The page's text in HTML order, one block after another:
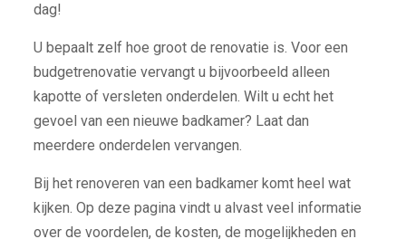
dag!
U bepaalt zelf hoe groot de renovatie is. Voor een
budgetrenovatie vervangt u bijvoorbeeld alleen
kapotte of versleten onderdelen. Wilt u echt het
gevoel van een nieuwe badkamer? Laat dan
meerdere onderdelen vervangen.
Bij het renoveren van een badkamer komt heel wat
kijken. Op deze pagina vindt u alvast veel informatie
over de voordelen, de kosten, de mogelijkheden en